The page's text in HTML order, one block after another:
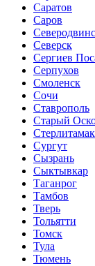
Саратов
Саров
Северск
Сергиев
Серпухов
Смоленск
Сочи
Ставрополь
Старый
Стерлитамак
Сургут
Сызрань
Сыктывкар
Таганрог
Тамбов
Тверь
Тольятти
Томск
Тула
Тюмень